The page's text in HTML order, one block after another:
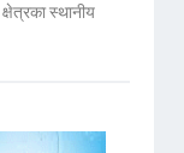
स्थानीय